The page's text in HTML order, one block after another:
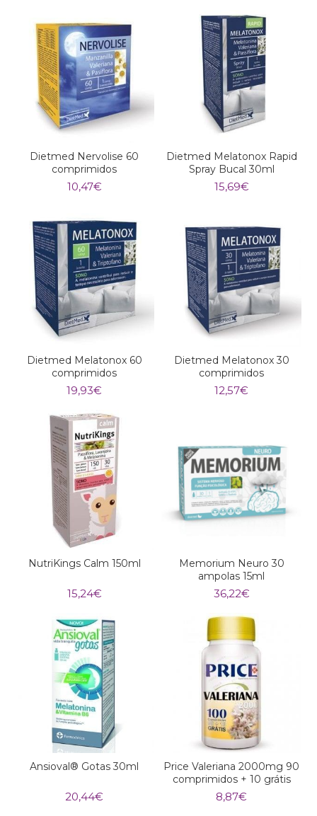
Dietmed Nervolise 60
comprimidos
10,47€
Dietmed Melatonox Rapid
Spray Bucal 30ml
15,69€
Dietmed Melatonox 60
comprimidos
19,93€
Dietmed Melatonox 30
comprimidos
12,57€
NutriKings Calm 150ml
15,24€
Memorium Neuro 30
ampolas 15ml
36,22€
Ansioval® Gotas 30ml
20,44€
Price Valeriana 2000mg 90
comprimidos + 10 grátis
8,87€